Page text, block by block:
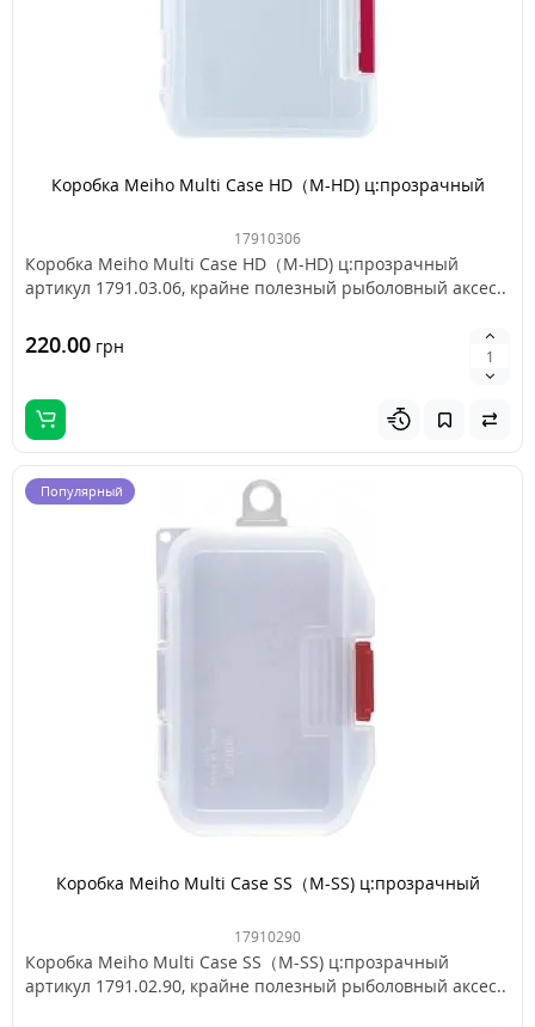
Коробка Meiho Multi Case HD（M-HD) ц:прозрачный
17910306
Коробка Meiho Multi Case HD（M-HD) ц:прозрачный
артикул 1791.03.06, крайне полезный рыболовный аксес..
220.00 грн
Популярный
Коробка Meiho Multi Case SS（M-SS) ц:прозрачный
17910290
Коробка Meiho Multi Case SS（M-SS) ц:прозрачный
артикул 1791.02.90, крайне полезный рыболовный аксес..